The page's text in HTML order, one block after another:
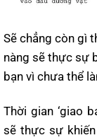
Sẽ chẳng còn gì
nàng sẽ thực sự
bạn vì chưa thể
Thời gian ‘giao
sẽ thực sự